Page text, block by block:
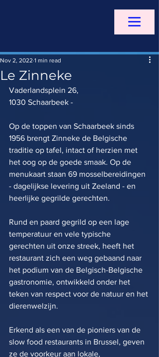
Le Zinneke
Nov 2, 2022 1 min read
Vaderlandsplein 26,
1030 Schaarbeek -
Op de toppen van Schaarbeek sinds
1956 brengt Zinneke de Belgische
traditie op tafel, intact of herzien met
het oog op de goede smaak. Op de
menukaart staan 69 mosselbereidingen
- dagelijkse levering uit Zeeland - en
heerlijke gegrilde gerechten.
Rund en paard gegrild op een lage
temperatuur en vele typische
gerechten uit onze streek, heeft het
restaurant zich een weg gebaand naar
het podium van de Belgisch-Belgische
gastronomie, ontwikkeld onder het
teken van respect voor de natuur en het
dierenwelzijn.
Erkend als een van de pioniers van de
slow food restaurants in Brussel, geven
ze de voorkeur aan lokale,